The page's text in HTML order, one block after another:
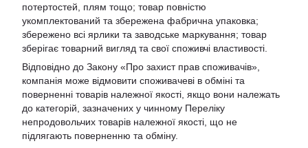
потертостей, плям тощо; товар повністю
укомплектований та збережена фабрична упаковка;
збережено всі ярлики та заводське маркування; товар
зберігає товарний вигляд та свої споживчі властивості.
Відповідно до Закону «Про захист прав споживачів»,
компанія може відмовити споживачеві в обміні та
поверненні товарів належної якості, якщо вони належать
до категорій, зазначених у чинному Переліку
непродовольчих товарів належної якості, що не
підлягають поверненню та обміну.